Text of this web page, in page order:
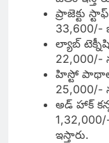
ప్రాజెక్టు
33,600/-
ల్యాబ్
22,000/-
హిస్టో
25,000/-
అడ్ హాక్
ఇస్తారు.